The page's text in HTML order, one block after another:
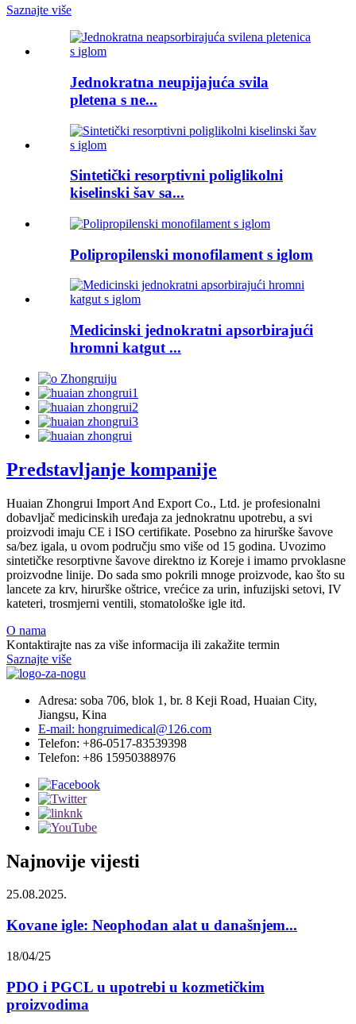
Saznajte više
Jednokratna neupijajuća svila
pletena s ne...
Sintetički resorptivni poliglikolni
kiselinski šav sa...
Polipropilenski monofilament s iglom
Medicinski jednokratni apsorbirajući
hromni katgut ...
Predstavljanje kompanije
Huaian Zhongrui Import And Export Co., Ltd. je profesionalni
dobavljač medicinskih uređaja za jednokratnu upotrebu, a svi
proizvodi imaju CE i ISO certifikate. Posebno za hirurške šavove
sa/bez igala, u ovom području smo više od 15 godina. Uvozimo
sintetičke resorptivne šavove direktno iz Koreje i imamo prvoklasne
proizvodne linije. Do sada smo pokrili mnoge proizvode, kao što su
lancete za krv, hirurške oštrice, vrećice za urin, infuzijski setovi, IV
kateteri, trosmjerni ventili, stomatološke igle itd.
O nama
Kontaktirajte nas za više informacija ili zakažite termin
Saznajte više
Adresa: soba 706, blok 1, br. 8 Keji Road, Huaian City,
Jiangsu, Kina
E-mail: hongruimedical@126.com
Telefon: +86-0517-83539398
Telefon: +86 15950388976
Najnovije vijesti
25.08.2025.
Kovane igle: Neophodan alat u današnjem...
18/04/25
PDO i PGCL u upotrebi u kozmetičkim
proizvodima